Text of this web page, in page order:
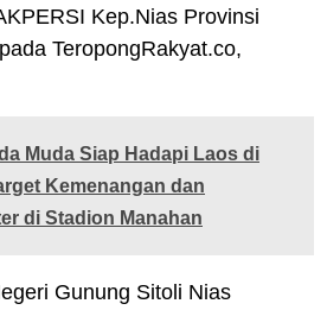
Kep.Nias Provinsi
TeropongRakyat.co,
Muda Siap Hadapi Laos di
Kemenangan dan
di Stadion Manahan
Gunung Sitoli Nias